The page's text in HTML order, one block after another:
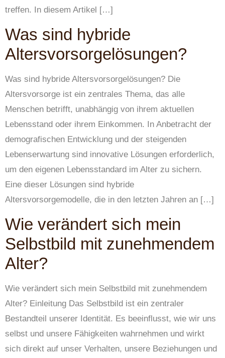
treffen. In diesem Artikel […]
Was sind hybride
Altersvorsorgelösungen?
Was sind hybride Altersvorsorgelösungen? Die
Altersvorsorge ist ein zentrales Thema, das alle
Menschen betrifft, unabhängig von ihrem aktuellen
Lebensstand oder ihrem Einkommen. In Anbetracht der
demografischen Entwicklung und der steigenden
Lebenserwartung sind innovative Lösungen erforderlich,
um den eigenen Lebensstandard im Alter zu sichern.
Eine dieser Lösungen sind hybride
Altersvorsorgemodelle, die in den letzten Jahren an […]
Wie verändert sich mein
Selbstbild mit zunehmendem
Alter?
Wie verändert sich mein Selbstbild mit zunehmendem
Alter? Einleitung Das Selbstbild ist ein zentraler
Bestandteil unserer Identität. Es beeinflusst, wie wir uns
selbst und unsere Fähigkeiten wahrnehmen und wirkt
sich direkt auf unser Verhalten, unsere Beziehungen und